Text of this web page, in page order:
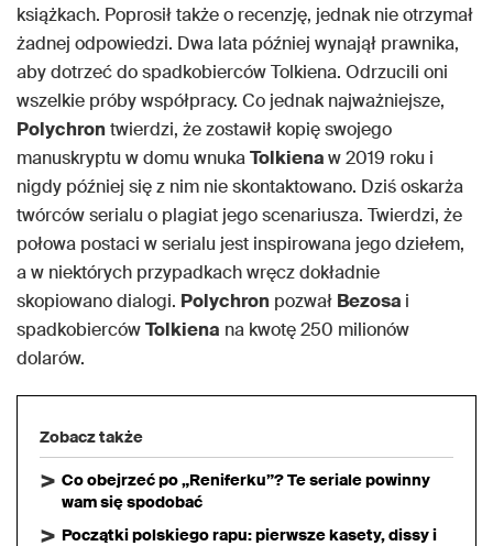
książkach. Poprosił także o recenzję, jednak nie otrzymał
żadnej odpowiedzi. Dwa lata później wynajął prawnika,
aby dotrzeć do spadkobierców Tolkiena. Odrzucili oni
wszelkie próby współpracy. Co jednak najważniejsze,
Polychrontwierdzi, że zostawił kopię swojego
manuskryptu w domu wnukaTolkienaw 2019 roku i
nigdy później się z nim nie skontaktowano. Dziś oskarża
twórców serialu o plagiat jego scenariusza. Twierdzi, że
połowa postaci w serialu jest inspirowana jego dziełem,
a w niektórych przypadkach wręcz dokładnie
skopiowano dialogi. Polychron pozwał Bezosa i
spadkobiercówTolkiena na kwotę 250 milionów
dolarów.
Zobacz także
Co obejrzeć po „Reniferku”? Te seriale powinny
wam się spodobać
Początki polskiego rapu: pierwsze kasety, dissy i